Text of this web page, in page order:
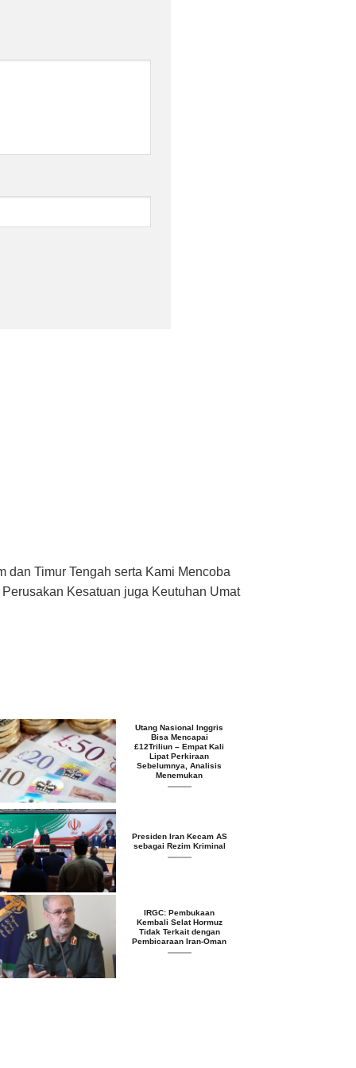
Timur Tengah serta Kami Mencoba
Kesatuan juga Keutuhan Umat
Utang Nasional Inggris
Bisa Mencapai
£12Triliun – Empat Kali
Lipat Perkiraan
Sebelumnya, Analisis
Menemukan
Presiden Iran Kecam AS
sebagai Rezim Kriminal
IRGC: Pembukaan
Kembali Selat Hormuz
Tidak Terkait dengan
Pembicaraan Iran-Oman